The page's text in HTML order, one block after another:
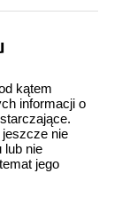
kątem
informacji o
nie
lub nie
jego